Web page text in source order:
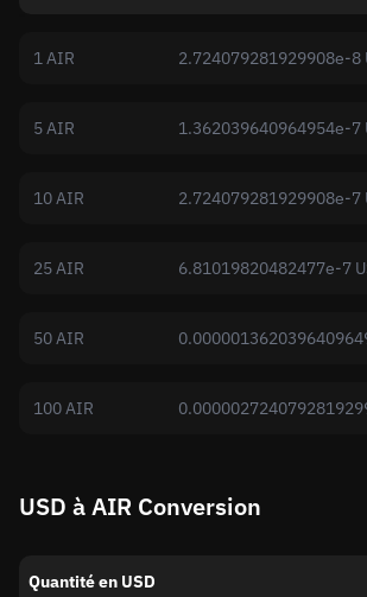
1 AIR 2.724079281929908e-8
5 AIR 1.362039640964954e-7
10 AIR 2.724079281929908e-7
25 AIR 6.81019820482477e-7
50 AIR
100 AIR
USD à AIR Conversion
Quantité en USD